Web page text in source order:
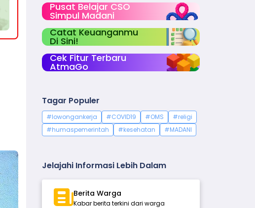
Pusat Belajar CSO
Simpul Madani
Catat Keuanganmu
Di Sini!
Cek Fitur Terbaru
AtmaGo
Tagar Populer
#lowongankerja #COVID19 #OMS
#religi
#humaspemerintah
#kesehatan #MADANI
Jelajahi Informasi Lebih Dalam
Berita Warga
Kabar berita terkini dari warga